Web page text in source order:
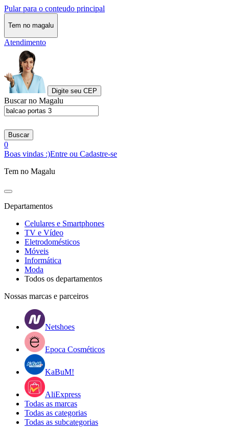
Pular para o conteudo principal
Tem no magalu
Atendimento
Digite seu CEP
Buscar no Magalu
Buscar
0
Boas vindas :)Entre ou Cadastre-se
Tem no Magalu
Departamentos
Celulares e Smartphones
TV e Vídeo
Eletrodomésticos
Móveis
Informática
Moda
Todos os departamentos
Nossas marcas e parceiros
Netshoes
Epoca Cosméticos
KaBuM!
AliExpress
Todas as marcas
Todas as categorias
Todas as subcategorias